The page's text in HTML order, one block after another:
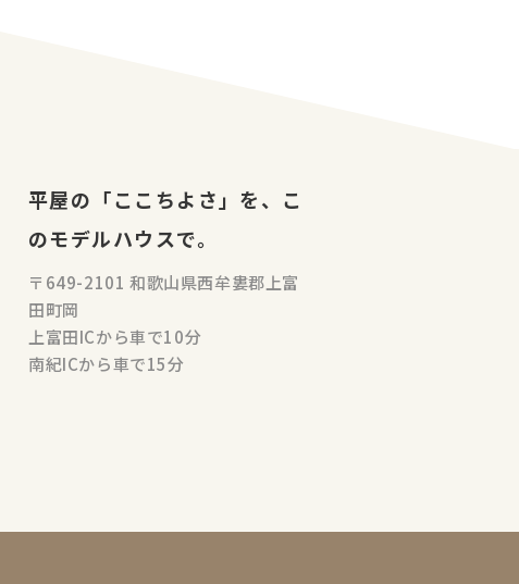
平屋の「ここちよさ」を、こ
のモデルハウスで。
〒649-2101 和歌山県西牟婁郡上富
田町岡
上富田ICから車で10分
南紀ICから車で15分